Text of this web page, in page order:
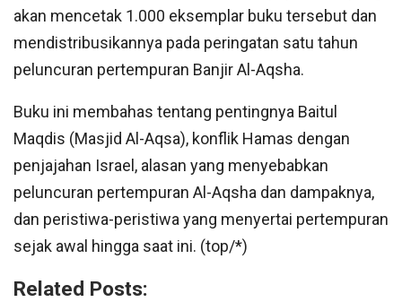
akan mencetak 1.000 eksemplar buku tersebut dan
mendistribusikannya pada peringatan satu tahun
peluncuran pertempuran Banjir Al-Aqsha.
Buku ini membahas tentang pentingnya Baitul
Maqdis (Masjid Al-Aqsa), konflik Hamas dengan
penjajahan Israel, alasan yang menyebabkan
peluncuran pertempuran Al-Aqsha dan dampaknya,
dan peristiwa-peristiwa yang menyertai pertempuran
sejak awal hingga saat ini. (top/*)
Related Posts: